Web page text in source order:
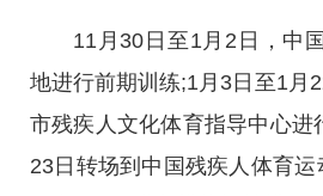
11月30日至1月2日，中
地进行前期训练;1月3日至1月
市残疾人文化体育指导中心进
23日转场到中国残疾人体育运